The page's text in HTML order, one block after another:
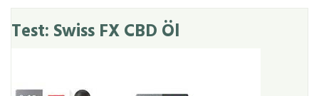
Test: Swiss FX CBD Öl